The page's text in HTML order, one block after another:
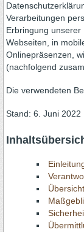
Verarbeitungen
Erbringung
Webseiten, in
Onlinepräsenzen,
(nachfolgend
Die verwendeten
Stand: 6. Juni 2022